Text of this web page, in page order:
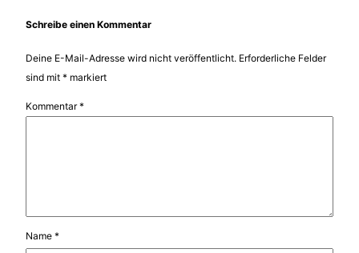
Schreibe einen Kommentar
Deine E-Mail-Adresse wird nicht veröffentlicht. Erforderliche Felder
sind mit * markiert
Kommentar*
Name *